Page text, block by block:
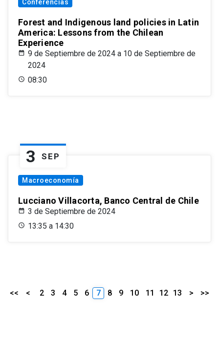
Conferencias
Forest and Indigenous land policies in Latin
America: Lessons from the Chilean
Experience
9 de Septiembre de 2024 a 10 de Septiembre de
2024
08:30
3 SEP
Macroeconomía
Lucciano Villacorta, Banco Central de Chile
3 de Septiembre de 2024
13:35 a 14:30
<< < 2 3 4 5 6 7 8 9 10 11 12 13 > >>